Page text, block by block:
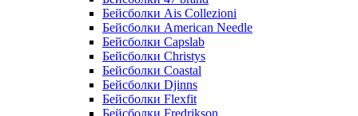
Бейсболки Ais Collezioni
Бейсболки American Needle
Бейсболки Capslab
Бейсболки Christys
Бейсболки Coastal
Бейсболки Djinns
Бейсболки Flexfit
Бейсболки Fredrikson